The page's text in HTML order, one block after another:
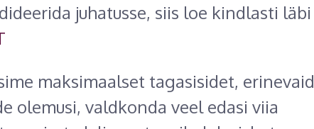
juhatusse, siis loe kindlasti läbi
maksimaalset tagasisidet, erinevaid
olemusi, valdkonda veel edasi viia